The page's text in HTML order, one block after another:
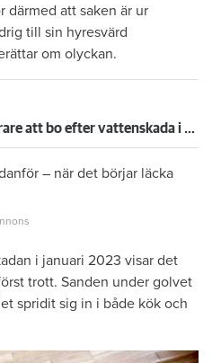
att saken är ur
till sin hyresvärd
om olyckan.
600 kronor dyrare att bo efter vattenskada i Varberg
– när det börjar läcka
i januari 2023 visar det
trott. Sanden under golvet
spridit sig in i både kök och